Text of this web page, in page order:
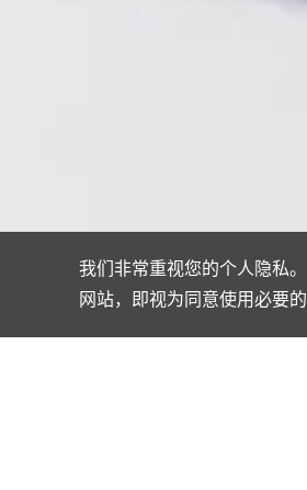
我们非常重视您的个人隐私
网站，即视为同意使用必要
40+